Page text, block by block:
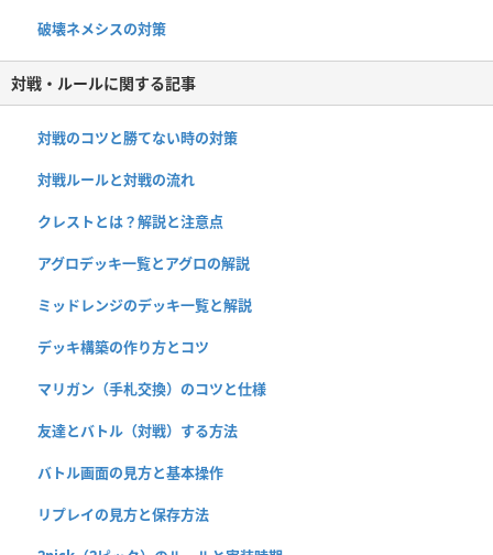
破壊ネメシスの対策
対戦・ルールに関する記事
対戦のコツと勝てない時の対策
対戦ルールと対戦の流れ
クレストとは？解説と注意点
アグロデッキ一覧とアグロの解説
ミッドレンジのデッキ一覧と解説
デッキ構築の作り方とコツ
マリガン（手札交換）のコツと仕様
友達とバトル（対戦）する方法
バトル画面の見方と基本操作
リプレイの見方と保存方法